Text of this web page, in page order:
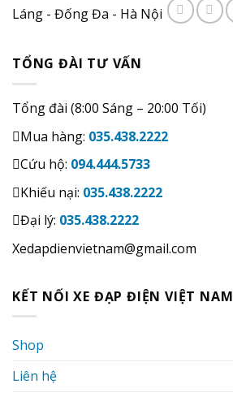
Láng - Đống Đa - Hà Nội
TỔNG ĐÀI TƯ VẤN
Tổng đài (8:00 Sáng – 20:00 Tối)
Mua hàng: 035.438.2222
Cứu hộ: 094.444.5733
Khiếu nại: 035.438.2222
Đại lý: 035.438.2222
Xedapdienvietnam@gmail.com
KẾT NỐI XE ĐẠP ĐIỆN VIỆT NAM
Shop
Liên hệ